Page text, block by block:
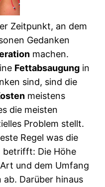
Zeitpunkt, an dem
Gedanken
machen.
Fettabsaugung in
sind, sind die
meistens
die meisten
Problem stellt.
Regel was die
betrifft: Die Höhe
und dem Umfang
Darüber hinaus